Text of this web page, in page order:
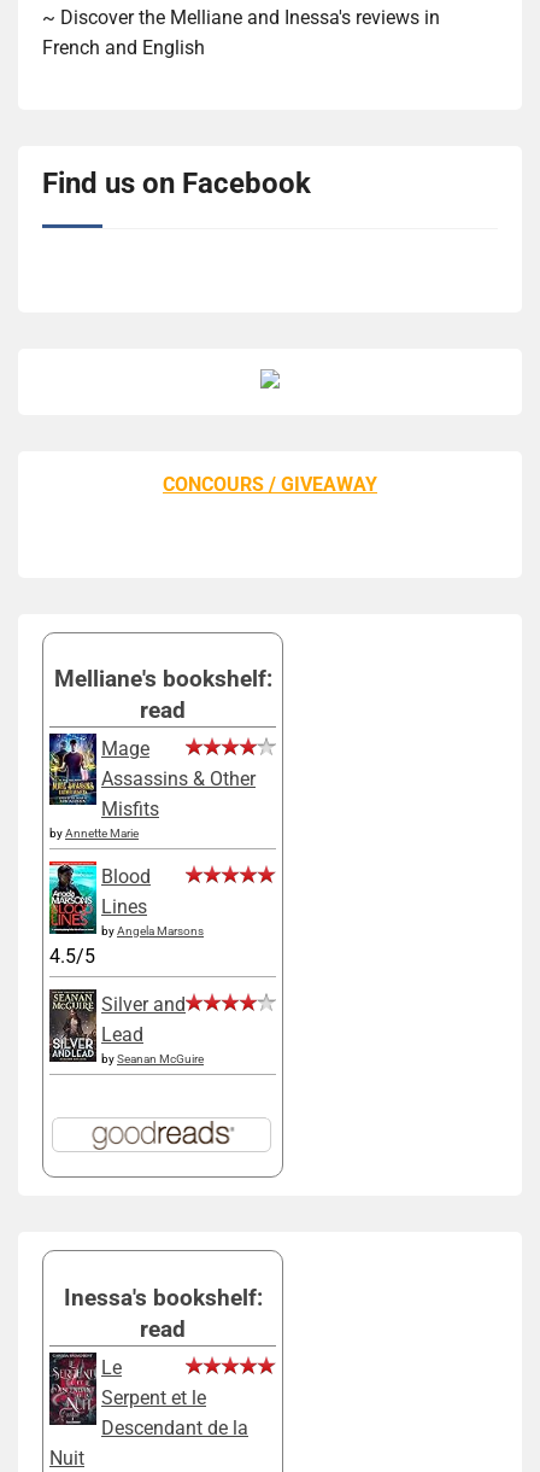
~ Discover the Melliane and Inessa's reviews in
French and English
Find us on Facebook
CONCOURS / GIVEAWAY
Melliane's bookshelf:
read
Mage
Assassins & Other
Misfits
byAnnette Marie
Blood
Lines
byAngela Marsons
4.5/5
Silver and
Lead
bySeanan McGuire
Inessa's bookshelf:
read
Le
Serpent et le
Descendant de la
Nuit